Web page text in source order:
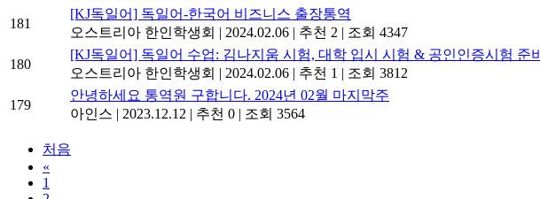
181
[KJ독일어] 독일어-한국어 비즈니스 출장통역
오스트리아 한인학생회 | 2024.02.06 | 추천 2 | 조회 4347
180
[KJ독일어] 독일어 수업: 김나지움 시험, 대학 입시 시험 & 공인인증시험 준비
오스트리아 한인학생회 | 2024.02.06 | 추천 1 | 조회 3812
179
안녕하세요 통역원 구합니다. 2024년 02월 마지막주
아인스 | 2023.12.12 | 추천 0 | 조회 3564
처음
«
1